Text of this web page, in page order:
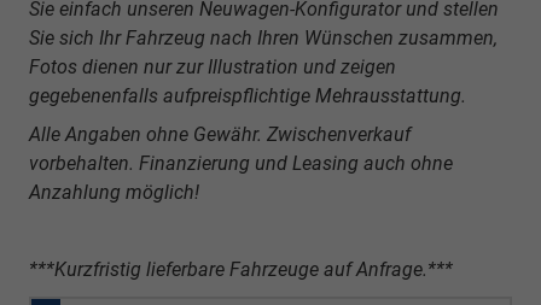
Sie einfach unseren Neuwagen-Konfigurator und stellen
Sie sich Ihr Fahrzeug nach Ihren Wünschen zusammen,
Fotos dienen nur zur Illustration und zeigen
gegebenenfalls aufpreispflichtige Mehrausstattung.
Alle Angaben ohne Gewähr. Zwischenverkauf
vorbehalten. Finanzierung und Leasing auch ohne
Anzahlung möglich!
***Kurzfristig lieferbare Fahrzeuge auf Anfrage.***